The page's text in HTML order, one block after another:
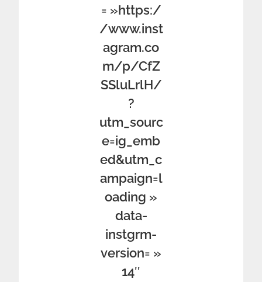
= »https:/
/www.inst
agram.co
m/p/CfZ
SSluLrlH/
?
utm_sourc
e=ig_emb
ed&utm_c
ampaign=l
oading »
data-
instgrm-
version= »
14″